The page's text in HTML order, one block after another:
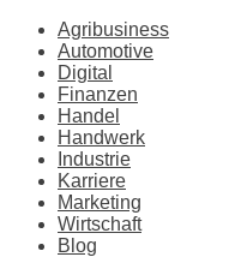
Agribusiness
Automotive
Digital
Finanzen
Handel
Handwerk
Industrie
Karriere
Marketing
Wirtschaft
Blog